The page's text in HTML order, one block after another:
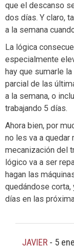
que el descanso
dos días. Y claro,
a la semana
La lógica
especialmente
hay que sumarle
parcial de las
a la semana, o
trabajando 5 días.
Ahora bien, por
no les va a quedar
mecanización del
lógico va a ser
hagan las
quedándose
días en las
JAVIER - 5